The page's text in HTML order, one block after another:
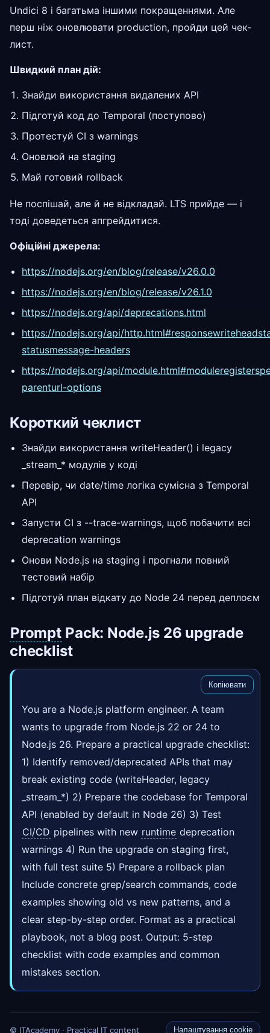
Undici 8 і багатьма іншими покращеннями. Але
перш ніж оновлювати production, пройди цей чек-
лист.
Швидкий план дій:
Знайди використання видалених API
Підготуй код до Temporal (поступово)
Протестуй CI з warnings
Оновлюй на staging
Май готовий rollback
Не поспішай, але й не відкладай. LTS прийде — і
тоді доведеться апгрейдитися.
Офіційні джерела:
https://nodejs.org/en/blog/release/v26.0.0
https://nodejs.org/en/blog/release/v26.1.0
https://nodejs.org/api/deprecations.html
https://nodejs.org/api/
statusmessage-headers
https://nodejs.org/api/
parenturl-options
Короткий чеклист
Знайди використання writeHeader() і legacy
_stream_* модулів у коді
Перевір, чи date/time логіка сумісна з Temporal
API
Запусти CI з --trace-warnings, щоб побачити всі
deprecation warnings
Онови Node.js на staging і прогнали повний
тестовий набір
Підготуй план відкату до Node 24 перед деплоєм
Prompt Pack: Node.js 26 upgrade
checklist
Копіювати
You are a Node.js platform engineer. A team
wants to upgrade from Node.js 22 or 24 to
Node.js 26. Prepare a practical upgrade checklist:
1) Identify removed/deprecated APIs that may
break existing code (writeHeader, legacy
_stream_*) 2) Prepare the codebase for Temporal
API (enabled by default in Node 26) 3) Test
CI/CD pipelines with new runtime deprecation
warnings 4) Run the upgrade on staging first,
with full test suite 5) Prepare a rollback plan
Include concrete grep/search commands, code
examples showing old vs new patterns, and a
clear step-by-step order. Format as a practical
playbook, not a blog post. Output: 5-step
checklist with code examples and common
mistakes section.
© ITAcademy · Practical IT content Налаштування cookie